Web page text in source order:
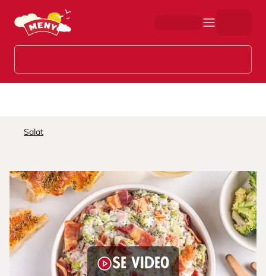
Hopp til hovedinnhold
Salat
Se video